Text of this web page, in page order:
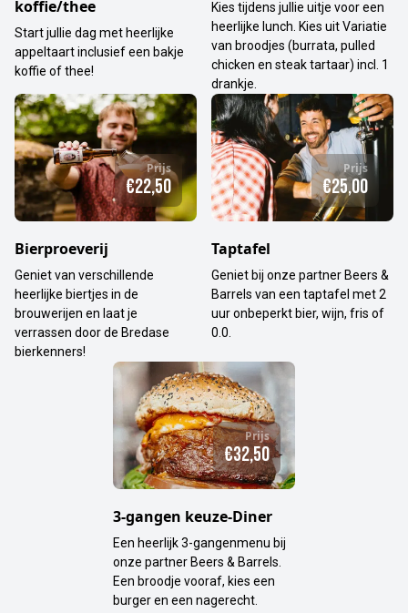
koffie/thee
Start jullie dag met heerlijke
appeltaart inclusief een bakje
koffie of thee!
Kies tijdens jullie uitje voor een
heerlijke lunch. Kies uit Variatie
van broodjes (burrata, pulled
chicken en steak tartaar) incl. 1
drankje.
Prijs
€22,50
Bierproeverij
Geniet van verschillende
heerlijke biertjes in de
brouwerijen en laat je
verrassen door de Bredase
bierkenners!
Prijs
€25,00
Taptafel
Geniet bij onze partner Beers &
Barrels van een taptafel met 2
uur onbeperkt bier, wijn, fris of
0.0.
Prijs
€32,50
3-gangen keuze-Diner
Een heerlijk 3-gangenmenu bij
onze partner Beers & Barrels.
Een broodje vooraf, kies een
burger en een nagerecht.